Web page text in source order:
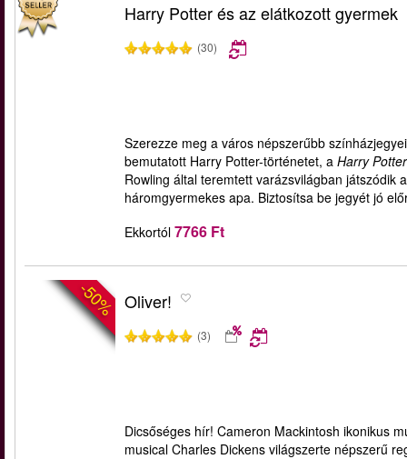
Harry Potter és az elátkozott gyermek
(30)
Szerezze meg a város népszerűbb
bemutatott Harry Potter-történetet, a Harry
Rowling által teremtett varázsvilágban játszódik
háromgyermekes apa. Biztosítsa be jegyét jó
Ekkortól 7766 Ft
-50% Oliver!
(3)
Dicsőséges hír! Cameron Mackintosh ikonikus
musical Charles Dickens világszerte népszerű